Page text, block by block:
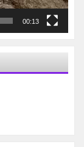
00:13